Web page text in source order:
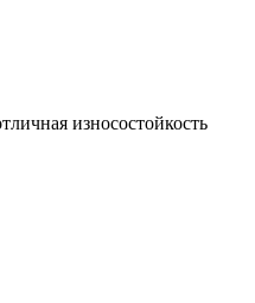
износостойкость